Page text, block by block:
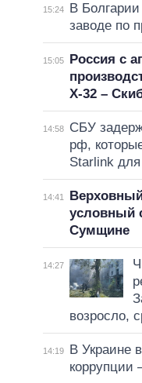
15:24
В
заводе по
15:05
Россия с
Х-32 –
14:58
СБУ
рф,
Starlink для
14:41
условный
Сумщине
14:27
возросло,
14:19
В Украине
коррупции